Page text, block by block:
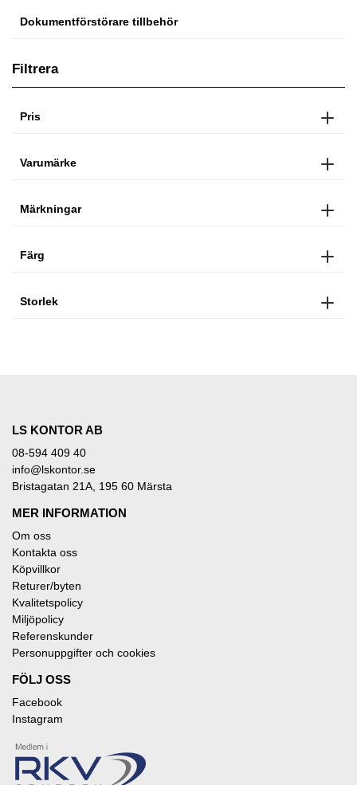
Dokumentförstörare tillbehör
Filtrera
Pris
Varumärke
Märkningar
Färg
Storlek
LS KONTOR AB
08-594 409 40
info@lskontor.se
Bristagatan 21A, 195 60 Märsta
MER INFORMATION
Om oss
Kontakta oss
Köpvillkor
Returer/byten
Kvalitetspolicy
Miljöpolicy
Referenskunder
Personuppgifter och cookies
FÖLJ OSS
Facebook
Instagram